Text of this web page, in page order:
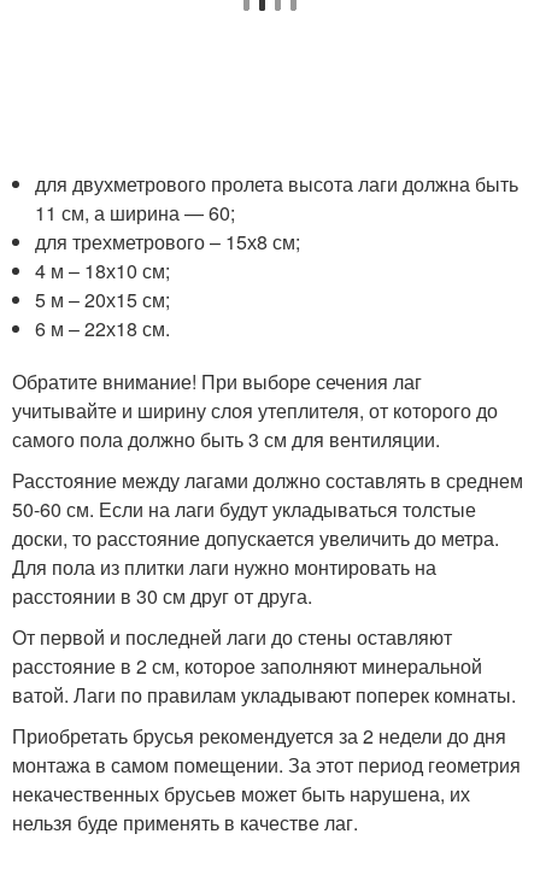
для двухметрового пролета высота лаги должна быть
11 см, а ширина — 60;
для трехметрового – 15х8 см;
4 м – 18х10 см;
5 м – 20х15 см;
6 м – 22х18 см.
Обратите внимание! При выборе сечения лаг
учитывайте и ширину слоя утеплителя, от которого до
самого пола должно быть 3 см для вентиляции.
Расстояние между лагами должно составлять в среднем
50-60 см. Если на лаги будут укладываться толстые
доски, то расстояние допускается увеличить до метра.
Для пола из плитки лаги нужно монтировать на
расстоянии в 30 см друг от друга.
От первой и последней лаги до стены оставляют
расстояние в 2 см, которое заполняют минеральной
ватой. Лаги по правилам укладывают поперек комнаты.
Приобретать брусья рекомендуется за 2 недели до дня
монтажа в самом помещении. За этот период геометрия
некачественных брусьев может быть нарушена, их
нельзя буде применять в качестве лаг.